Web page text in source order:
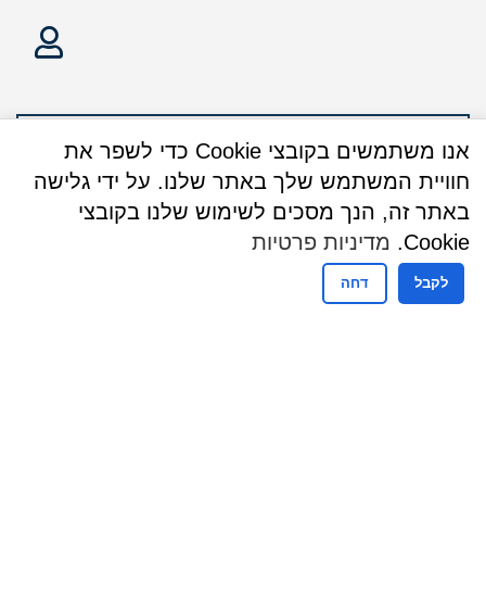
אנו משתמשים בקובצי Cookie כדי לשפר את
חוויית המשתמש שלך באתר שלנו. על ידי גלישה
באתר זה, הנך מסכים לשימוש שלנו בקובצי
Cookie.
מדיניות פרטיות
לקבל דחה